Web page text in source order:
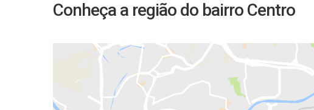
Conheça a região do bairro Centro